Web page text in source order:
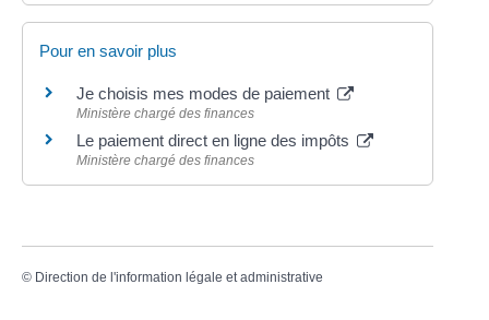
Pour en savoir plus
Je choisis mes modes de paiement
Ministère chargé des finances
Le paiement direct en ligne des impôts
Ministère chargé des finances
© Direction de l'information légale et administrative